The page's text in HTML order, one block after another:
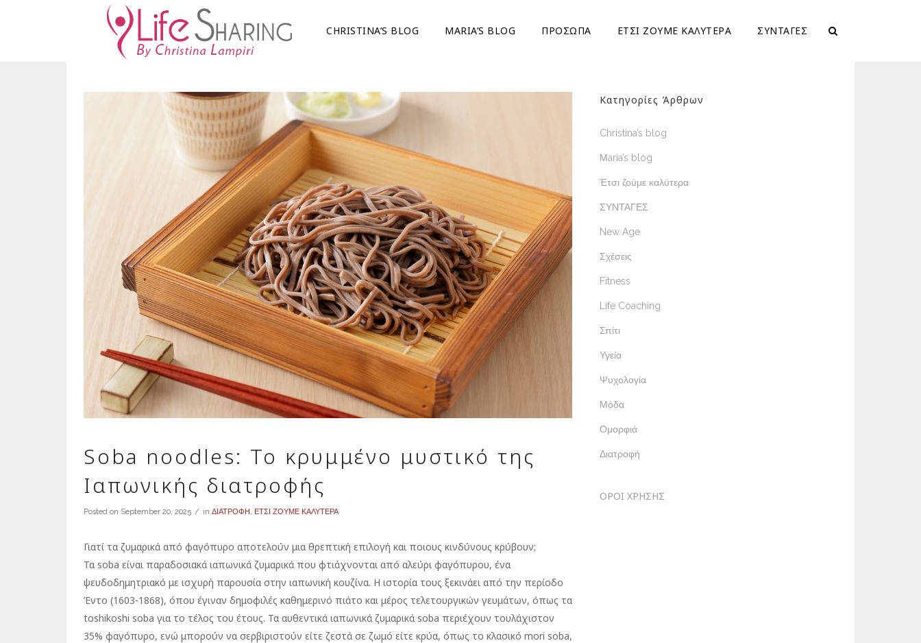
CHRISTINA’S BLOG ΜARIA’S BLOG ΠΡΟΣΩΠΑ ΕΤΣΙ ΖΟΥΜΕ ΚΑΛΥΤΕΡΑ ΣΥΝΤΑΓΕΣ
Soba noodles: Το κρυμμένο μυστικό της
Ιαπωνικής διατροφής
Posted on September 20, 2025 in ΔΙΑΤΡΟΦΗ, ΕΤΣΙ ΖΟΥΜΕ ΚΑΛΥΤΕΡΑ
Γιατί τα ζυμαρικά από φαγόπυρο αποτελούν μια θρεπτική επιλογή και ποιους κινδύνους κρύβουν;
Τα soba είναι παραδοσιακά ιαπωνικά ζυμαρικά που φτιάχνονται από αλεύρι φαγόπυρου, ένα
ψευδοδημητριακό με ισχυρή παρουσία στην ιαπωνική κουζίνα. Η ιστορία τους ξεκινάει από την περίοδο
Έντο (1603-1868), όπου έγιναν δημοφιλές καθημερινό πιάτο και μέρος τελετουργικών γευμάτων, όπως τα
toshikoshi soba για το τέλος του έτους. Τα αυθεντικά ιαπωνικά ζυμαρικά soba περιέχουν τουλάχιστον
35% φαγόπυρο, ενώ μπορούν να σερβιριστούν είτε ζεστά σε ζωμό είτε κρύα, όπως το κλασικό mori soba,
Κατηγορίες Άρθρων
Christina’s blog
Μaria’s blog
Έτσι ζούμε καλύτερα
ΣΥΝΤΑΓΕΣ
New Age
Σχέσεις
Fitness
Life Coaching
Σπίτι
Υγεία
Ψυχολογία
Μόδα
Ομορφιά
Διατροφή
ΟΡΟΙ ΧΡΗΣΗΣ